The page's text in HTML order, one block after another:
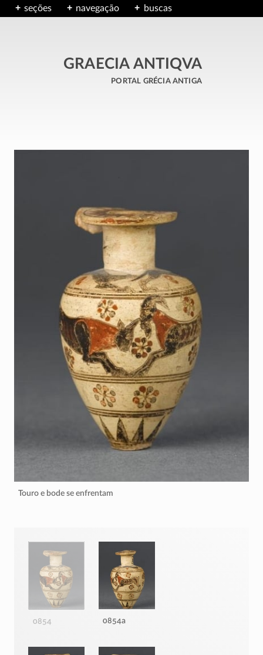
seções navegação buscas
GRAECIA ANTIQVA
portal grécia antiga
Touro e bode se enfrentam
0854 0854a